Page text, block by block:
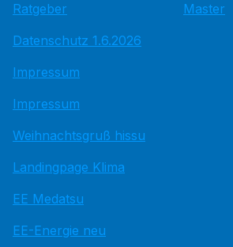
Ratgeber
Datenschutz 1.6.2026
Impressum
Impressum
Weihnachtsgruß hissu
Landingpage Klima
EE Medatsu
EE-Energie neu
Master